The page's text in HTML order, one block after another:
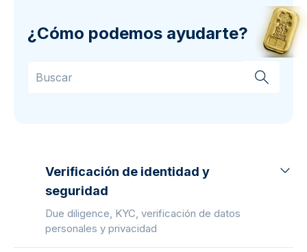
¿Cómo podemos ayudarte?
Verificación de identidad y
seguridad
Due diligence, KYC, verificación de datos
personales y privacidad